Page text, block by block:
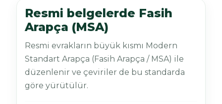
Resmi belgelerde Fasih
Arapça (MSA)
Resmi evrakların büyük kısmı Modern
Standart Arapça (Fasih Arapça / MSA) ile
düzenlenir ve çeviriler de bu standarda
göre yürütülür.